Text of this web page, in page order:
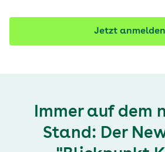
Jetzt
Immer auf dem
Stand: Der